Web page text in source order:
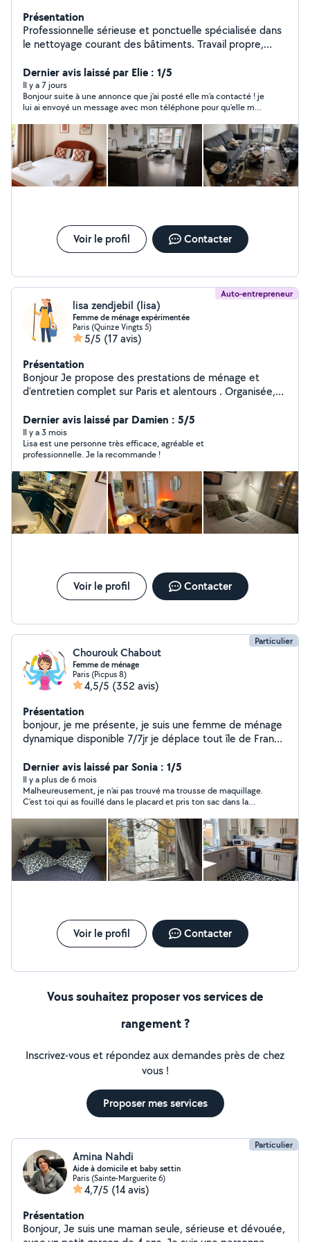
Présentation
Professionnelle sérieuse et ponctuelle spécialisée dans
le nettoyage courant des bâtiments. Travail propre,
entretien et aide à domicile. Satisfaction et respect des
délais garantis.
Dernier avis laissé par Elie : 1/5
Il y a 7 jours
Bonjour suite à une annonce que j’ai posté elle m’a contacté ! je
lui ai envoyé un message avec mon téléphone pour qu’elle me
Voir le profil Contacter
Auto-entrepreneur
lisa zendjebil (lisa)
Femme de ménage expérimentée
Paris (Quinze Vingts 5)
5/5 (17 avis)
Présentation
Bonjour Je propose des prestations de ménage et
d'entretien complet sur Paris et alentours . Organisée,
qualité avec une attention particulière aux détails . Je
réalise le ménage régulier, le nettoyage de logement
Airbnb ou après un départ. Sérieuse et discrète, je
m'assure que chaque prestation soit effectuée avec
soin et professionnalisme. N'hésitez pas à me contacter
pour plus d'informations ou pour une première
prestation. À bientôt Lisa
Dernier avis laissé par Damien : 5/5
Il y a 3 mois
Lisa est une personne très efficace, agréable et
professionnelle. Je la recommande !
Voir le profil Contacter
Particulier
Chourouk Chabout
Femme de ménage
Paris (Picpus 8)
4,5/5 (352 avis)
Présentation
bonjour, je me présente, je suis une femme de ménage
dynamique disponible 7/7jr je déplace tout île de France
domicile menage airbnb ménage classique /grand
ménage repassage rangement nettoyage de vitres
Toujours disponible je me deplace manique rapide
propre N'hésite pas à me contacter svp merci
Dernier avis laissé par Sonia : 1/5
Il y a plus de 6 mois
Malheureusement, je n’ai pas trouvé ma trousse de maquillage.
C’est toi qui as fouillé dans le placard et pris ton sac dans la
que c’est toi. Franchement, je suis déçue. Tu mens, c’est
évident — j’ai cherché partout et il n’y a rien ! Ce n’est pas
sérieux du tout !!!
Voir le profil Contacter
Vous souhaitez proposer vos services de
rangement ?
Inscrivez-vous et répondez aux demandes près de chez
vous !
Proposer mes services
Particulier
Amina Nahdi
Aide à domicile et baby settin
Paris (Sainte-Marguerite 6)
4,7/5 (14 avis)
Présentation
Bonjour, Je suis une maman seule, sérieuse et dévouée,